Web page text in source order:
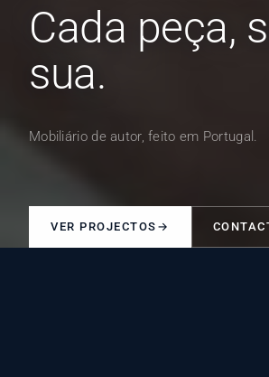
Cada peça,
sua.
Mobiliário de autor, feito em Portugal.
VER PROJECTOS